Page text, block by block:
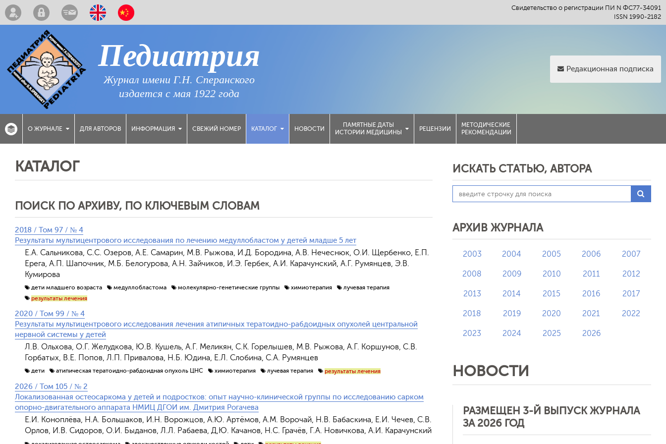
Свидетельство о регистрации ПИ N ФС77-34091
ISSN 1990-2182
Педиатрия
Журнал имени Г.Н. Сперанского
издается с мая 1922 года
Редакционная подписка
О ЖУРНАЛЕ ДЛЯ АВТОРОВ ИНФОРМАЦИЯ СВЕЖИЙ НОМЕР КАТАЛОГ НОВОСТИ
ПАМЯТНЫЕ ДАТЫ
ИСТОРИИ МЕДИЦИНЫ
РЕЦЕНЗИИ
МЕТОДИЧЕСКИЕ
РЕКОМЕНДАЦИИ
КАТАЛОГ
ПОИСК ПО АРХИВУ, ПО КЛЮЧЕВЫМ СЛОВАМ
2018 / Том 97 / № 4
Результаты мультицентрового исследования по лечению медуллобластом у детей младше 5 лет
Е.А. Сальникова, С.С. Озеров, А.Е. Самарин, М.В. Рыжова, И.Д. Бородина, А.В. Нечеснюк, О.И. Щербенко, Е.П.
Ерега, А.П. Шапочник, М.Б. Белогурова, А.Н. Зайчиков, И.Э. Гербек, А.И. Карачунский, А.Г. Румянцев, Э.В.
Кумирова
дети младшего возраста медуллобластома молекулярно-генетические группы химиотерапия
лучевая терапия
результаты лечения
2020 / Том 99 / № 4
Результаты мультицентрового исследования лечения атипичных тератоидно-рабдоидных опухолей центральной
нервной системы у детей
Л.В. Ольхова, О.Г. Желудкова, Ю.В. Кушель, А.Г. Меликян, С.К. Горелышев, М.В. Рыжова, А.Г. Коршунов, С.В.
Горбатых, В.Е. Попов, Л.П. Привалова, Н.Б. Юдина, Е.Л. Слобина, С.А. Румянцев
дети атипическая тератоидно-рабдоидная опухоль ЦНС химиотерапия лучевая терапия результаты лечения
2026 / Том 105 / № 2
Локализованная остеосаркома у детей и подростков: опыт научно-клинической группы по исследованию сарком
опорно-двигательного аппарата НМИЦ ДГОИ им. Дмитрия Рогачева
Е.И. Коноплёва, Н.А. Большаков, И.Н. Ворожцов, А.Ю. Артёмов, А.М. Ворочай, Н.В. Бабаскина, Е.И. Чечев, С.В.
Орлов, И.В. Сидоров, О.И. Быданов, Л.Л. Рабаева, Д,Ю. Качанов, Н.С. Грачёв, Г.А. Новичкова, А.И. Карачунский
ИСКАТЬ СТАТЬЮ, АВТОРА
АРХИВ ЖУРНАЛА
2003 2004 2005 2006 2007
2008 2009 2010 2011 2012
2013 2014 2015 2016 2017
2018 2019 2020 2021 2022
2023 2024 2025 2026
НОВОСТИ
РАЗМЕЩЕН 3-Й ВЫПУСК ЖУРНАЛА
ЗА 2026 ГОД